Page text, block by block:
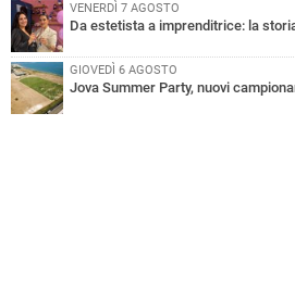
VENERDÌ 7 AGOSTO
Da estetista a imprenditrice: la
GIOVEDÌ 6 AGOSTO
Jova Summer Party, nuovi